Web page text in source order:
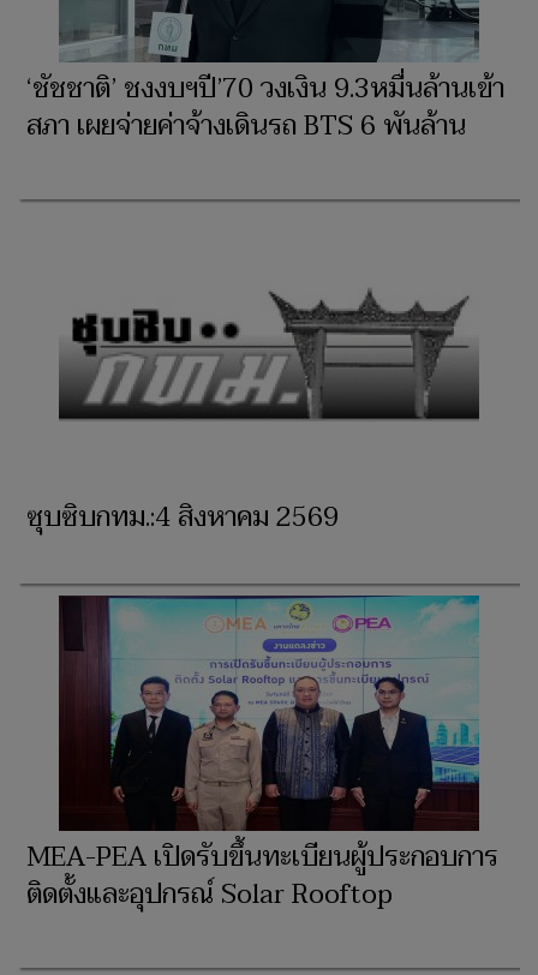
‘ชัชชาติ’ ชงงบฯปี’70 วงเงิน 9.3หมื่นล้านเข้า
สภา เผยจ่ายค่าจ้างเดินรถ BTS 6 พันล้าน
ซุบซิบกทม.:4 สิงหาคม 2569
MEA-PEA เปิดรับขึ้นทะเบียนผู้ประกอบการ
ติดตั้งและอุปกรณ์ Solar Rooftop